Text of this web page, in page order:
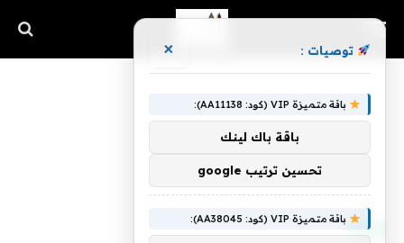
كيف تفعل الإعدادات المخفية في نظام الماك ؟
DATA
توصيات : ×
باقة متميزة VIP (كود: AA11138):
باقة باك لينك
تحسين ترتيب google
باقة متميزة VIP (كود: AA38045):